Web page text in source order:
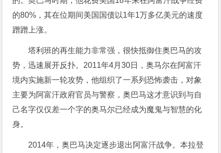
的80%，其在位期间美国国债以1年1万多亿美元的速度
蹭蹭上涨。
塔利班的再生能力非常强，很快抵御住奥巴马的攻
势，迅速展开反扑。2011年4月30日，奥马尔在阿富汗
境内实施新一轮攻势，他组织了一系列恐怖袭击，对象
主要为阿富汗政府官员与警察，奥巴马这才意识到与自
己名字仅仅差一个字的奥马尔已经成为魔鬼与智慧的化
身。
2014年，奥巴马决定逐步退出阿富汗战争。本拉登